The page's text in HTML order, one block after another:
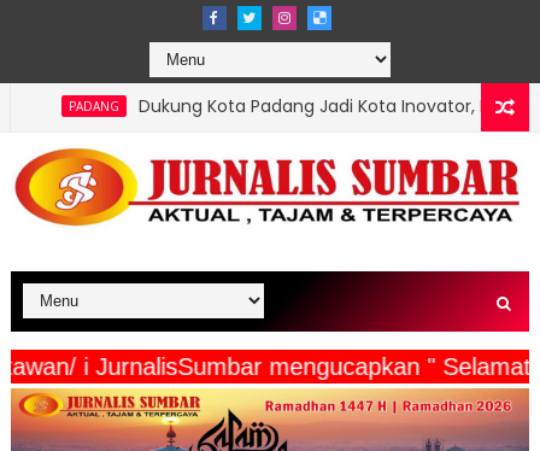
Kota Padang Jadi Kota Inovator, Kartu Registrasi Kesenian
Wartawan/ i JurnalisSumbar mengucapkan "